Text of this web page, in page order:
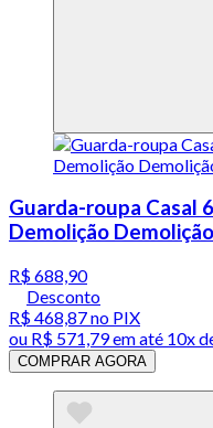
Guarda-roupa Casal
Demolição Demolição
R$ 688,90
Desconto
R$ 468,87no PIX
ou R$ 571,79em até 10x
COMPRAR AGORA